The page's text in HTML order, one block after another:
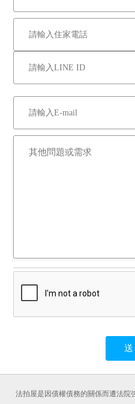
捌佰
優先
三、
定，
法拍屋是因債權債務的關係而遭法